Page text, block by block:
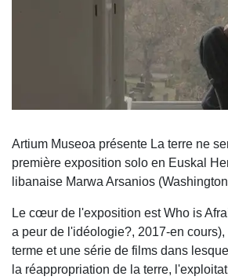
Artium Museoa présente La terre ne
première exposition solo en Euskal
libanaise Marwa Arsanios
Le cœur de l'exposition est Who is
a peur de l'idéologie?, 2017-en
terme et une série de films dans
la réappropriation de la terre,